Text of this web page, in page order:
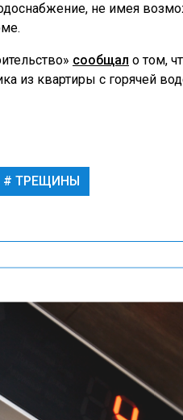
не имея
сообщал о том,
из квартиры с горячей
ТРЕЩИНЫ